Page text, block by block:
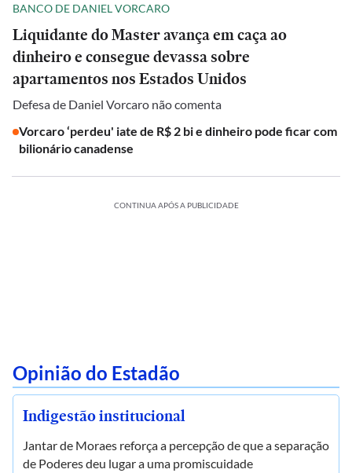
BANCO DE DANIEL VORCARO
Liquidante do Master avança em caça ao
dinheiro e consegue devassa sobre
apartamentos nos Estados Unidos
Defesa de Daniel Vorcaro não comenta
Vorcaro ‘perdeu' iate de R$ 2 bi e dinheiro pode ficar com
bilionário canadense
CONTINUA APÓS A PUBLICIDADE
Opinião do Estadão
Indigestão institucional
Jantar de Moraes reforça a percepção de que a separação
de Poderes deu lugar a uma promiscuidade